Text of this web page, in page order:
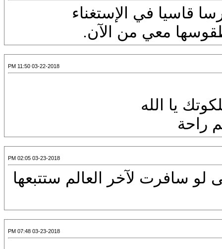
قاسيا في الإستغناء
معي من الآن.
03-22-2018 11:50 PM
يا الله
راحة
03-23-2018 02:05 PM
سافرت لآخر العالم ستتبعها
03-23-2018 07:48 PM